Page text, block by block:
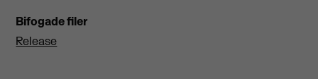
Bifogade filer
Release